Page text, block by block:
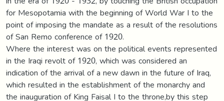
for Mesopotamia with the beginning of World War I to the
point of imposing the mandate as a result of the resolutions
of San Remo conference of 1920.
Where the interest was on the political events represented
in the Iraqi revolt of 1920, which was considered an
indication of the arrival of a new dawn in the future of Iraq,
which resulted in the establishment of the monarchy and
the inauguration of King Faisal I to the throne,by this step